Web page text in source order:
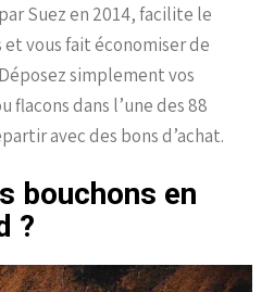
Suez en 2014, facilite le
vous fait économiser de
simplement vos
dans l’une des 88
avec des bons d’achat.
bouchons en
?